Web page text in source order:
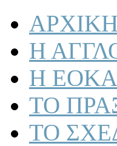
ΑΡΧΙΚΗ
Η
Η ΕΟΚΑ
ΤΟ
ΤΟ